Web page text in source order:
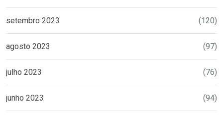
setembro 2023 (120)
agosto 2023 (97)
julho 2023 (76)
junho 2023 (94)